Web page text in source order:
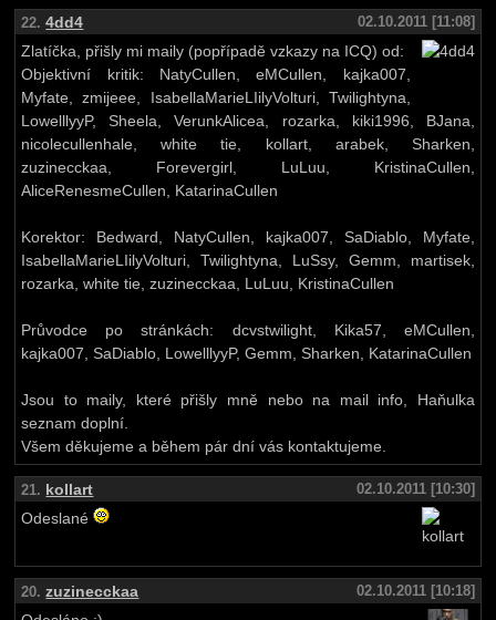
22. 4dd4
02.10.2011 [11:08]
Zlatíčka, přišly mi maily (popřípadě vzkazy na ICQ) od:
Objektivní kritik: NatyCullen, eMCullen, kajka007,
Myfate, zmijeee, IsabellaMarieLIilyVolturi, Twilightyna,
LowelllyyP, Sheela, VerunkAlicea, rozarka, kiki1996, BJana,
nicolecullenhale, white tie, kollart, arabek, Sharken,
zuzinecckaa, Forevergirl, LuLuu, KristinaCullen,
AliceRenesmeCullen, KatarinaCullen
Korektor: Bedward, NatyCullen, kajka007, SaDiablo, Myfate,
IsabellaMarieLIilyVolturi, Twilightyna, LuSsy, Gemm, martisek,
rozarka, white tie, zuzinecckaa, LuLuu, KristinaCullen
Průvodce po stránkách: dcvstwilight, Kika57, eMCullen,
kajka007, SaDiablo, LowelllyyP, Gemm, Sharken, KatarinaCullen
Jsou to maily, které přišly mně nebo na mail info, Haňulka
seznam doplní.
Všem děkujeme a během pár dní vás kontaktujeme.
21. kollart
02.10.2011 [10:30]
Odeslané
20. zuzinecckaa
02.10.2011 [10:18]